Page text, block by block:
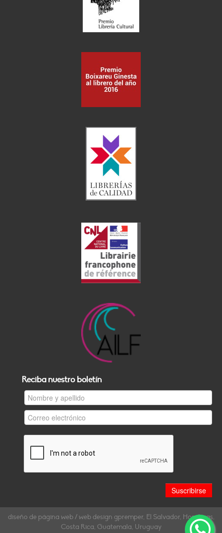
Reciba nuestro boletín
diseño de página web / web design gpremper, El Salvador, Honduras,
Costa Rica, Guatemala, Uruguay